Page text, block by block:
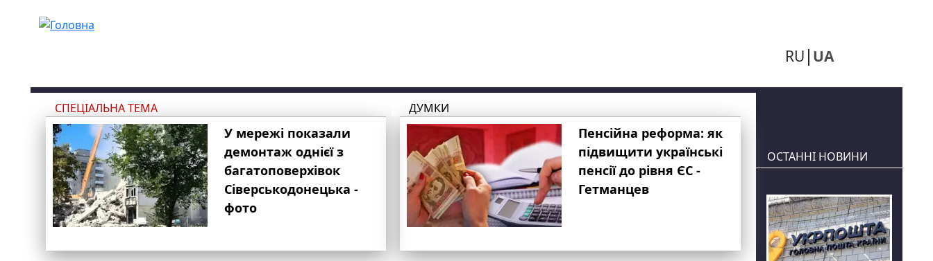
RU UA
СПЕЦІАЛЬНА ТЕМА
У мережі показали
демонтаж однієї з
багатоповерхівок
Сіверськодонецька -
фото
ДУМКИ
Пенсійна реформа: як
підвищити українські
пенсії до рівня ЄС -
Гетманцев
ОСТАННІ НОВИНИ